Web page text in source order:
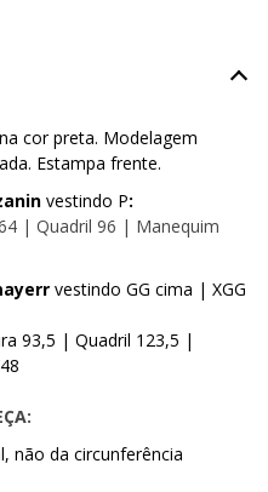
cor preta. Modelagem
Estampa frente.
vestindo P:
| Quadril 96 | Manequim
vestindo GG cima | XGG
93,5 | Quadril 123,5 |
não da circunferência